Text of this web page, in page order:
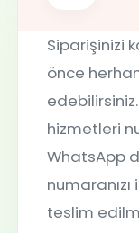
Siparişinizi
önce
hizmetleri
WhatsApp
teslim